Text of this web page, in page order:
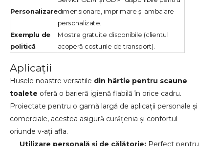
Personalizaredimensionare, imprimare și ambalare
personalizate.
Exemplu de
politică
Mostre gratuite disponibile (clientul
acoperă costurile de transport).
Aplicații
Husele noastre versatile din hârtie pentru scaune
toalete oferă o barieră igienă fiabilă în orice cadru.
Proiectate pentru o gamă largă de aplicații personale și
comerciale, acestea asigură curățenia și confortul
oriunde v-ați afla.
Utilizare personală și de călătorie: Perfect pentru